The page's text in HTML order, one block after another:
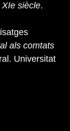
siècle.
als comtats
Universitat